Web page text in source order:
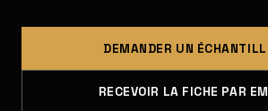
DEMANDER UN
RECEVOIR LA FICHE PAR